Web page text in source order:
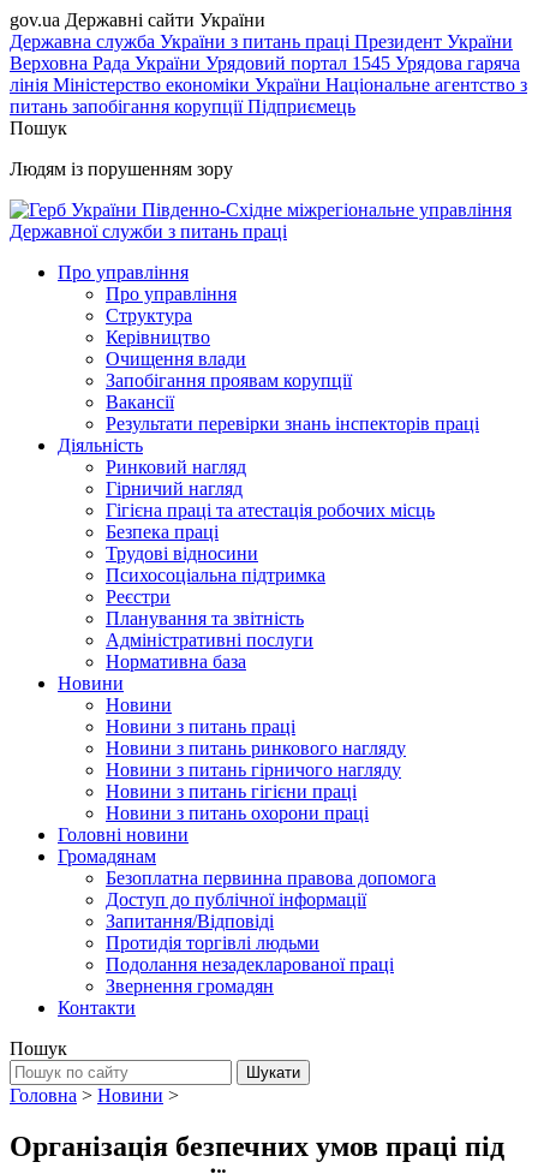
gov.ua Державні сайти України
Державна служба України з питань праці Президент України
Верховна Рада України Урядовий портал 1545 Урядова гаряча
лінія Міністерство економіки України Національне агентство з
питань запобігання корупціїПідприємець
Пошук
Людям із порушенням зору
Південно-Східне міжрегіональне управління
Державної служби з питань праці
Про управління
Про управління
Структура
Керівництво
Очищення влади
Запобігання проявам корупції
Вакансії
Результати перевірки знань інспекторів праці
Діяльність
Ринковий нагляд
Гірничий нагляд
Гігієна праці та атестація робочих місць
Безпека праці
Трудові відносини
Психосоціальна підтримка
Реєстри
Планування та звітність
Адміністративні послуги
Нормативна база
Новини
Новини
Новини з питань праці
Новини з питань ринкового нагляду
Новини з питань гірничого нагляду
Новини з питань гігієни праці
Новини з питань охорони праці
Головні новини
Громадянам
Безоплатна первинна правова допомога
Доступ до публічної інформації
Запитання/Відповіді
Протидія торгівлі людьми
Подолання незадекларованої праці
Звернення громадян
Контакти
Пошук
Головна > Новини >
Організація безпечних умов праці під